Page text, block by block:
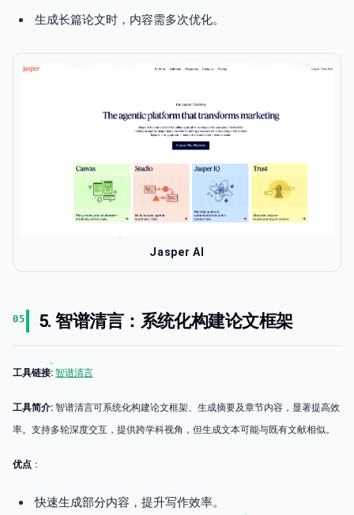
生成长篇论文时，内容需多次优化。
Jasper AI
05 5. 智谱清言：系统化构建论文框架
工具链接: 智谱清言
工具简介: 智谱清言可系统化构建论文框架、生成摘要及章节内容，显著提高效
率。支持多轮深度交互，提供跨学科视角，但生成文本可能与既有文献相似。
优点 ：
快速生成部分内容，提升写作效率。